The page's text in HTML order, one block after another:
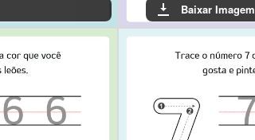
Baixar Imagem